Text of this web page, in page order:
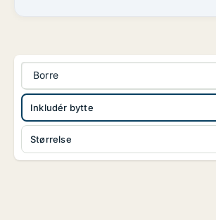
Borre
Størrelse
Inkludér bytte